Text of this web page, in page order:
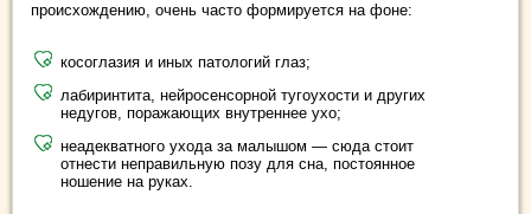
происхождению, очень часто формируется на фоне:
косоглазия и иных патологий глаз;
лабиринтита, нейросенсорной тугоухости и других
недугов, поражающих внутреннее ухо;
неадекватного ухода за малышом — сюда стоит
отнести неправильную позу для сна, постоянное
ношение на руках.